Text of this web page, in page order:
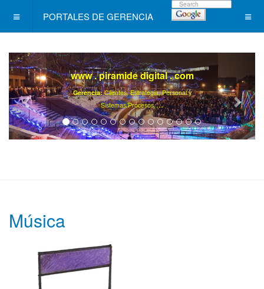
PORTALES DE GERENCIA
www . piramide digital . com
Gerencia:Clientes, Estrategia, Personal y
Sistemas/Procesos...
Música